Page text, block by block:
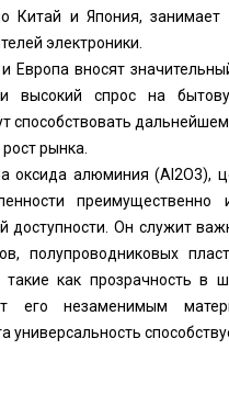
Китай и Япония,
электроники.
Европа вносят
и высокий спрос на
способствовать
рынка.
оксида алюминия (Al2O3),
преимущественно
доступности. Он служит
полупроводниковых
такие как прозрачность в
его незаменимым